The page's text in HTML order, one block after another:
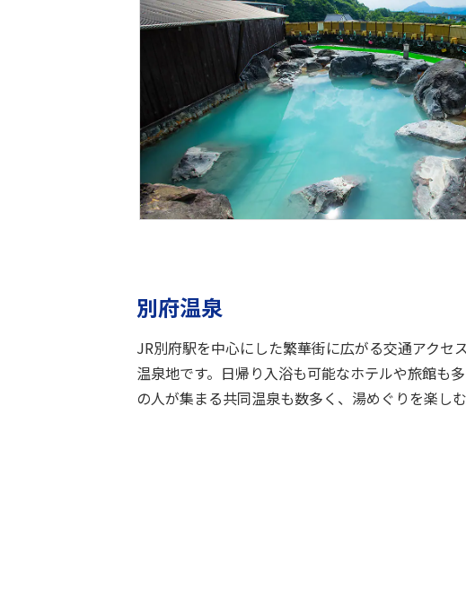
別府温泉
JR別府駅を中心にした繁華街に広がる交通アクセ
温泉地です。日帰り入浴も可能なホテルや旅館も
の人が集まる共同温泉も数多く、湯めぐりを楽しむ